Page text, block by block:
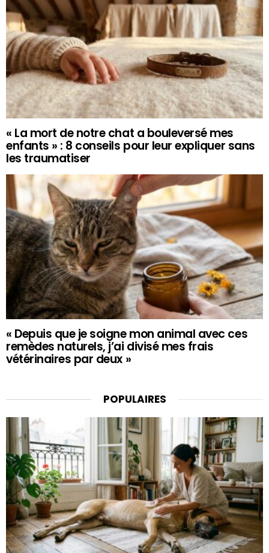
« La mort de notre chat a bouleversé mes
enfants » : 8 conseils pour leur expliquer sans
les traumatiser
« Depuis que je soigne mon animal avec ces
remèdes naturels, j’ai divisé mes frais
vétérinaires par deux »
POPULAIRES